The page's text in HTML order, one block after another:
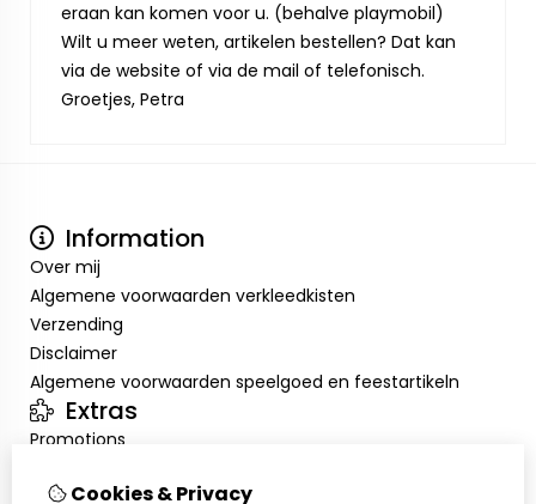
eraan kan komen voor u. (behalve playmobil)
Wilt u meer weten, artikelen bestellen? Dat kan
via de website of via de mail of telefonisch.
Groetjes, Petra
Information
Over mij
Algemene voorwaarden verkleedkisten
Verzending
Disclaimer
Algemene voorwaarden speelgoed en feestartikeln
Extras
Promotions
InloggenCookies & Privacy